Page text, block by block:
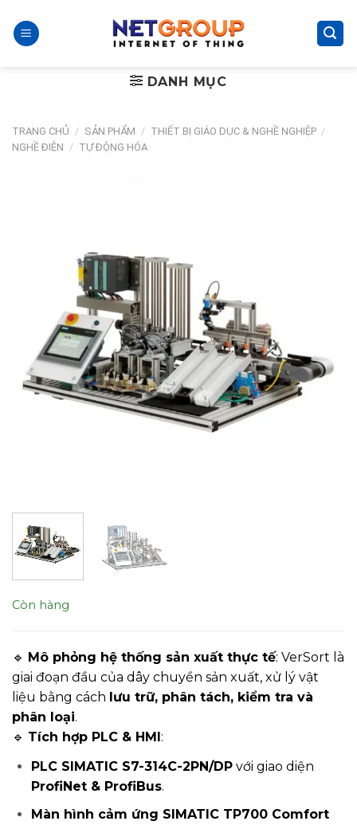
content
DANH MỤC
TRANG CHỦ / SẢN PHẨM / THIẾT BỊ GIÁO DỤC & NGHỀ NGHIỆP /
NGHỀ ĐIỆN / TỰ ĐỘNG HÓA
Còn hàng
🔹 Mô phỏng hệ thống sản xuất thực tế: VerSort là
giai đoạn đầu của dây chuyền sản xuất, xử lý vật
liệu bằng cách lưu trữ, phân tách, kiểm tra và
phân loại.
🔹 Tích hợp PLC & HMI :
PLC SIMATIC S7-314C-2PN/DP với giao diện
ProfiNet & ProfiBus.
Màn hình cảm ứng SIMATIC TP700 Comfort